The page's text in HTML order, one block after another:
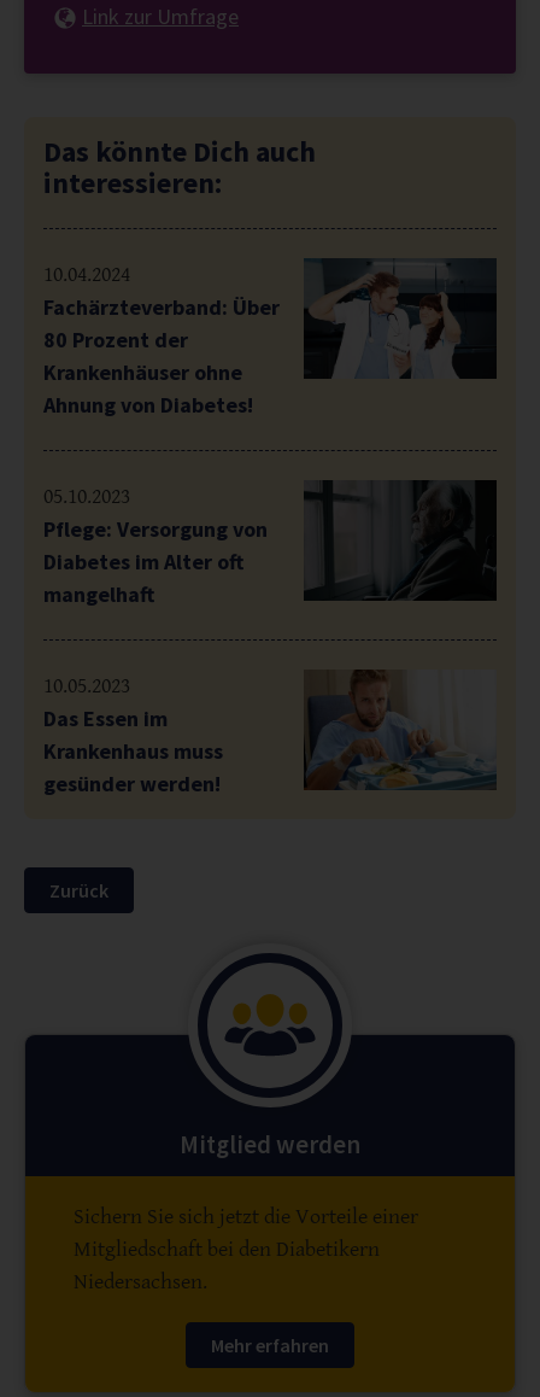
Link zur Umfrage
Das könnte Dich auch
interessieren:
10.04.2024
Fachärzteverband: Über
80 Prozent der
Krankenhäuser ohne
Ahnung von Diabetes!
05.10.2023
Pflege: Versorgung von
Diabetes im Alter oft
mangelhaft
10.05.2023
Das Essen im
Krankenhaus muss
gesünder werden!
Zurück
Mitglied werden
Sichern Sie sich jetzt die Vorteile einer
Mitgliedschaft bei den Diabetikern
Niedersachsen.
Mehr erfahren